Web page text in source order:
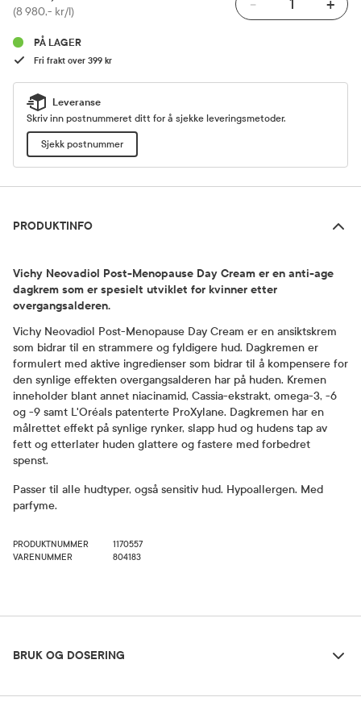
Pris
(8 980,- kr/l) - +
PÅ LAGER
Fri frakt over 399 kr
Leveranse
Skriv inn postnummeret ditt for å sjekke leveringsmetoder.
Sjekk postnummer
PRODUKTINFO
Vichy Neovadiol Post-Menopause Day Cream er en anti-age
dagkrem som er spesielt utviklet for kvinner etter
overgangsalderen.
Vichy Neovadiol Post-Menopause Day Cream er en ansiktskrem
som bidrar til en strammere og fyldigere hud. Dagkremen er
formulert med aktive ingredienser som bidrar til å kompensere for
den synlige effekten overgangsalderen har på huden. Kremen
inneholder blant annet niacinamid, Cassia-ekstrakt, omega-3, -6
og -9 samt L'Oréals patenterte ProXylane. Dagkremen har en
målrettet effekt på synlige rynker, slapp hud og hudens tap av
fett og etterlater huden glattere og fastere med forbedret
spenst.
Passer til alle hudtyper, også sensitiv hud. Hypoallergen. Med
parfyme.
PRODUKTNUMMER
1170557
VARENUMMER
804183
BRUK OG DOSERING